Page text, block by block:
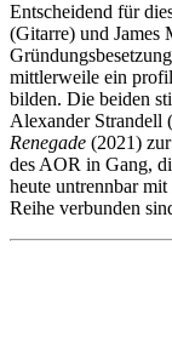
Entscheidend für
(Gitarre) und James
mittlerweile ein
bilden. Die beiden
Alexander Strandell
Renegade (2021)
des AOR in Gang,
heute untrennbar
Reihe verbunden